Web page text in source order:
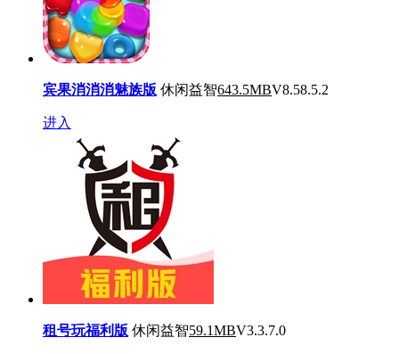
宾果消消消魅族版 休闲益智643.5MBV8.58.5.2
进入
租号玩福利版 休闲益智59.1MBV3.3.7.0